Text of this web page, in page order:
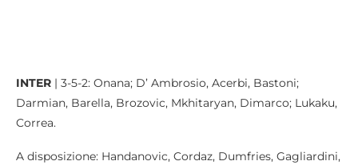
INTER | 3-5-2: Onana; D’ Ambrosio, Acerbi, Bastoni;
Darmian, Barella, Brozovic, Mkhitaryan, Dimarco; Lukaku,
Correa.
A disposizione: Handanovic, Cordaz, Dumfries, Gagliardini,